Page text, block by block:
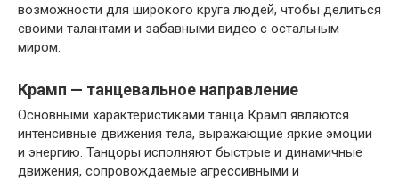
возможности для широкого круга людей, чтобы делиться
своими талантами и забавными видео с остальным
миром.
Крамп — танцевальное направление
Основными характеристиками танца Крамп являются
интенсивные движения тела, выражающие яркие эмоции
и энергию. Танцоры исполняют быстрые и динамичные
движения, сопровождаемые агрессивными и